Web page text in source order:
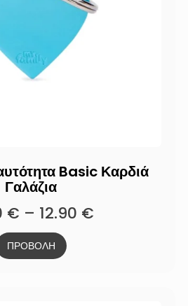
Basic Καρδιά
Γαλάζια
€ – 12.90 €
ΠΡΟΒΟΛΗ